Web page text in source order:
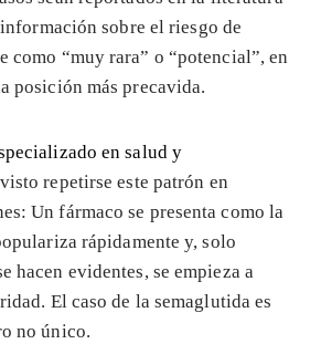
sobre el riesgo de
como “muy rara” o “potencial”, en
posición más precavida.
en salud y
repetirse este patrón en
Un fármaco se presenta como la
rápidamente y, solo
hacen evidentes, se empieza a
El caso de la semaglutida es
no único.